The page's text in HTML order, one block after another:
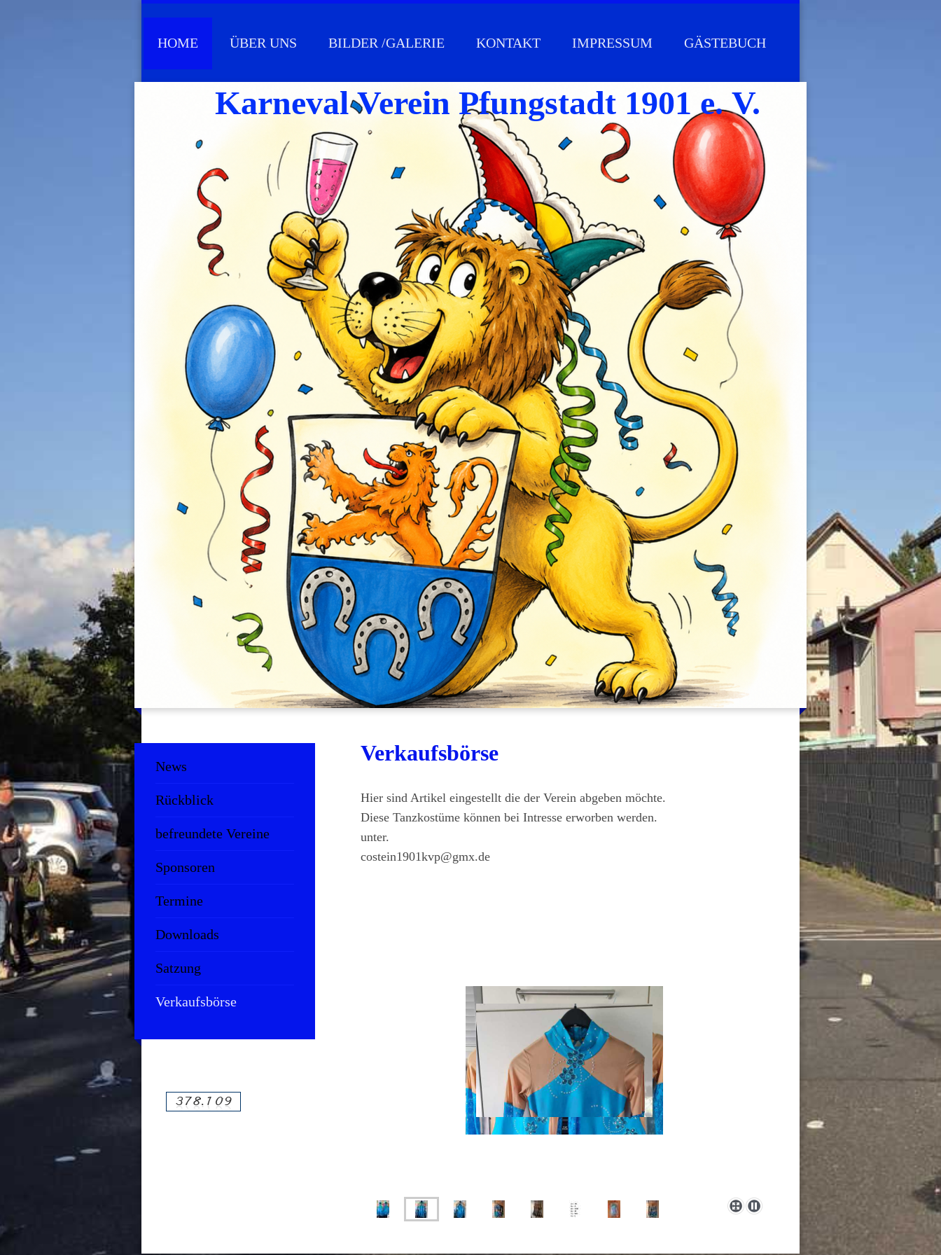
HOME ÜBER UNS BILDER /GALERIE KONTAKT IMPRESSUM GÄSTEBUCH
Karneval Verein Pfungstadt 1901 e. V.
Verkaufsbörse
Hier sind Artikel eingestellt die der Verein abgeben möchte.
Diese Tanzkostüme können bei Intresse erworben werden.
unter.
costein1901kvp@gmx.de
News
Rückblick
befreundete Vereine
Sponsoren
Termine
Downloads
Satzung
Verkaufsbörse